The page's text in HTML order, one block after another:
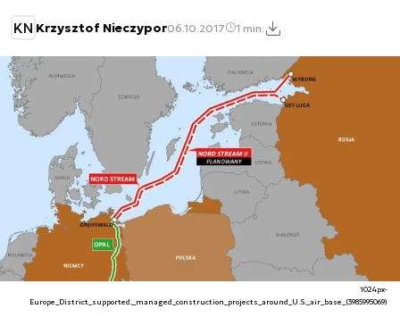
KN Krzysztof Nieczypor06.10.2017 1 min.
1024px-
Europe_District_supported,_managed_construction_projects_around_U.S._air_base_(3985995069)